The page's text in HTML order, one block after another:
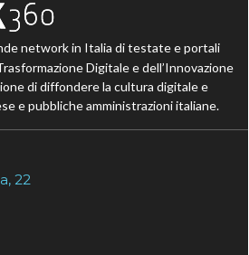
network in Italia di testate e portali
Digitale e dell’Innovazione
di diffondere la cultura digitale e
e pubbliche amministrazioni italiane.
22